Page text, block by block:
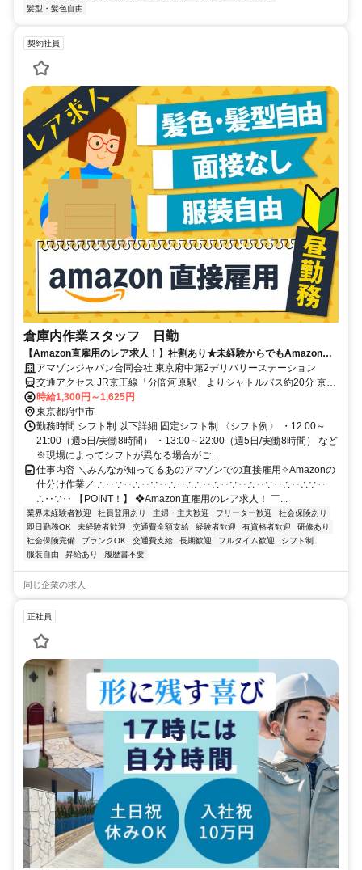
髪型・髪色自由
契約社員
倉庫内作業スタッフ 日勤
【Amazon直雇用のレア求人！】社割あり★未経験からでもAmazon正
社員に◎髪色自由◎福利厚生充実！長期で安定雇用可能！時給UP！
アマゾンジャパン合同会社 東京府中第2デリバリーステーション
交通アクセス JR京王線「分倍河原駅」よりシャトルバス約20分 京王
線「中河原駅」より京王バス約13分、「三屋通り中」バス停下車 徒
歩約1分 ※シャトルバス運行あり ※自転車通勤可 ※車、バイク通勤
不可
時給1,300円～1,625円
東京都府中市
勤務時間 シフト制 以下詳細 固定シフト制 〈シフト例〉 ・12:00～
21:00（週5日/実働8時間） ・13:00～22:00（週5日/実働8時間） など
※現場によってシフトが異なる場合がご...
仕事内容 ＼みんなが知ってるあのアマゾンでの直接雇用✧Amazonの
仕分け作業／ ∴‥∵‥∴‥∵‥∴‥∴∴‥∴‥∵‥∴‥∵‥∴‥∴∵‥
∴‥∵‥ 【POINT！】 ❖Amazon直雇用のレア求人！ ￣...
業界未経験者歓迎 社員登用あり 主婦・主夫歓迎 フリーター歓迎
社会保険あり
即日勤務OK
未経験者歓迎 交通費全額支給 経験者歓迎 有資格者歓迎
研修あり
社会保険完備
ブランクOK 交通費支給 長期歓迎 フルタイム歓迎
シフト制
服装自由
昇給あり 履歴書不要
同じ企業の求人
正社員